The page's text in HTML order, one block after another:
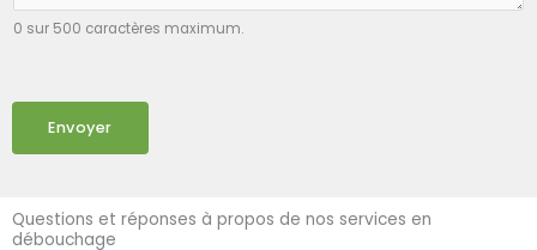
0 sur 500 caractères maximum.
Envoyer
Questions et réponses à propos de nos services en
débouchage